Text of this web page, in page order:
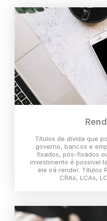
Títulos de dívida que
governo, bancos e
fixados, pós-fixados
investimento é possível
ele irá render. Títulos
CRAs, LCAs,